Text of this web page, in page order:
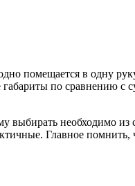
помещается в одну
по сравнению с
выбирать необходимо
Главное